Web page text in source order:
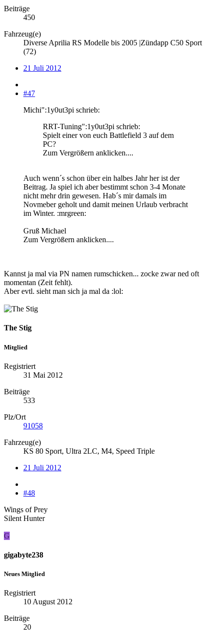
Beiträge
450
Fahrzeug(e)
Diverse Aprilia RS Modelle bis 2005 |Zündapp C50 Sport
(72)
21 Juli 2012
#47
Michi":1y0ut3pi schrieb:
RRT-Tuning":1y0ut3pi schrieb:
Spielt einer von euch Battlefield 3 auf dem
PC?
Zum Vergrößern anklicken....
Auch wenn´s schon über ein halbes Jahr her ist der
Beitrag. Ja spiel ich aber bestimmt schon 3-4 Monate
nicht mehr drin gewesen. Hab´s mir damals im
Novmeber geholt und damit meinen Urlaub verbracht
im Winter. :mrgreen:
Gruß Michael
Zum Vergrößern anklicken....
Kannst ja mal via PN namen rumschicken... zocke zwar ned oft
momentan (Zeit fehlt).
Aber evtl. sieht man sich ja mal da :lol:
The Stig
Mitglied
Registriert
31 Mai 2012
Beiträge
533
Plz/Ort
91058
Fahrzeug(e)
KS 80 Sport, Ultra 2LC, M4, Speed Triple
21 Juli 2012
#48
Wings of Prey
Silent Hunter
G
gigabyte238
Neues Mitglied
Registriert
10 August 2012
Beiträge
20